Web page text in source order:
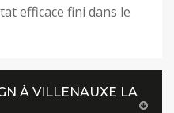
efficace fini dans le
À VILLENAUXE LA